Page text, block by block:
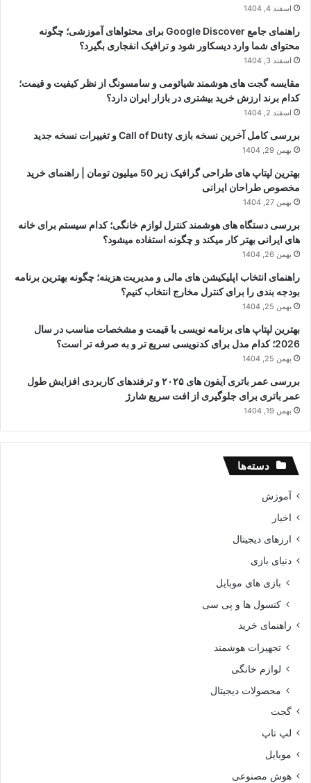
اسفند 4, 1404
راهنمای جامع Google Discover برای محتواهای آموزشی؛ چگونه
محتوای شما وارد دیسکاور شود و ترافیک انفجاری بگیرد؟
اسفند 3, 1404
مقایسه گجت های هوشمند شیائومی و سامسونگ از نظر کیفیت و قیمت؛
کدام برند ارزش خرید بیشتری در بازار ایران دارد؟
اسفند 2, 1404
بررسی کامل آخرین نسخه بازی Call of Duty و تغییرات نسخه جدید
بهمن 29, 1404
بهترین لپتاپ های طراحی گرافیک زیر 50 میلیون تومان | راهنمای خرید
مخصوص طراحان ایرانی
بهمن 27, 1404
بررسی دستگاه های هوشمند کنترل لوازم خانگی؛ کدام سیستم برای خانه
های ایرانی بهتر کار میکند و چگونه استفاده میشود؟
بهمن 26, 1404
راهنمای انتخاب اپلیکیشن های مالی و مدیریت هزینه؛ چگونه بهترین برنامه
بودجه بندی را برای کنترل مخارج انتخاب کنیم؟
بهمن 25, 1404
بهترین لپتاپ های برنامه نویسی با قیمت و مشخصات مناسب در سال
2026؛ کدام مدل برای کدنویسی سریع تر و به صرفه تر است؟
بهمن 25, 1404
بررسی عمر باتری آیفون های ۲۰۲۵ و ترفندهای کاربردی افزایش طول
عمر باتری برای جلوگیری از افت سریع شارژ
بهمن 19, 1404
دسته‌ها
آموزش
اخبار
ارزهای دیجیتال
دنیای بازی
بازی های موبایل
کنسول ها و پی سی
راهنمای خرید
تجهیزات هوشمند
لوازم خانگی
محصولات دیجیتال
گجت
لپ تاپ
موبایل
هوش مصنوعی